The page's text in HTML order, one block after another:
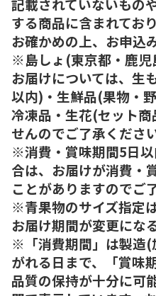
する商品に含まれてお
お確かめの上、お申込
※島しょ(東京都・鹿児
お届けについては、生
以内)・生鮮品(果物・
冷凍品・生花(セット
せんのでご了承ください
※消費・賞味期間5日
合は、お届けが消費・
ことがありますのでご
※青果物のサイズ指定
お届け期間が変更にな
※「消費期間」は製造(
がれる日まで、「賞味
品質の保持が十分に可